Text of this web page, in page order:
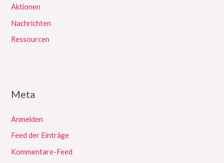
Aktionen
Nachrichten
Ressourcen
Meta
Anmelden
Feed der Einträge
Kommentare-Feed